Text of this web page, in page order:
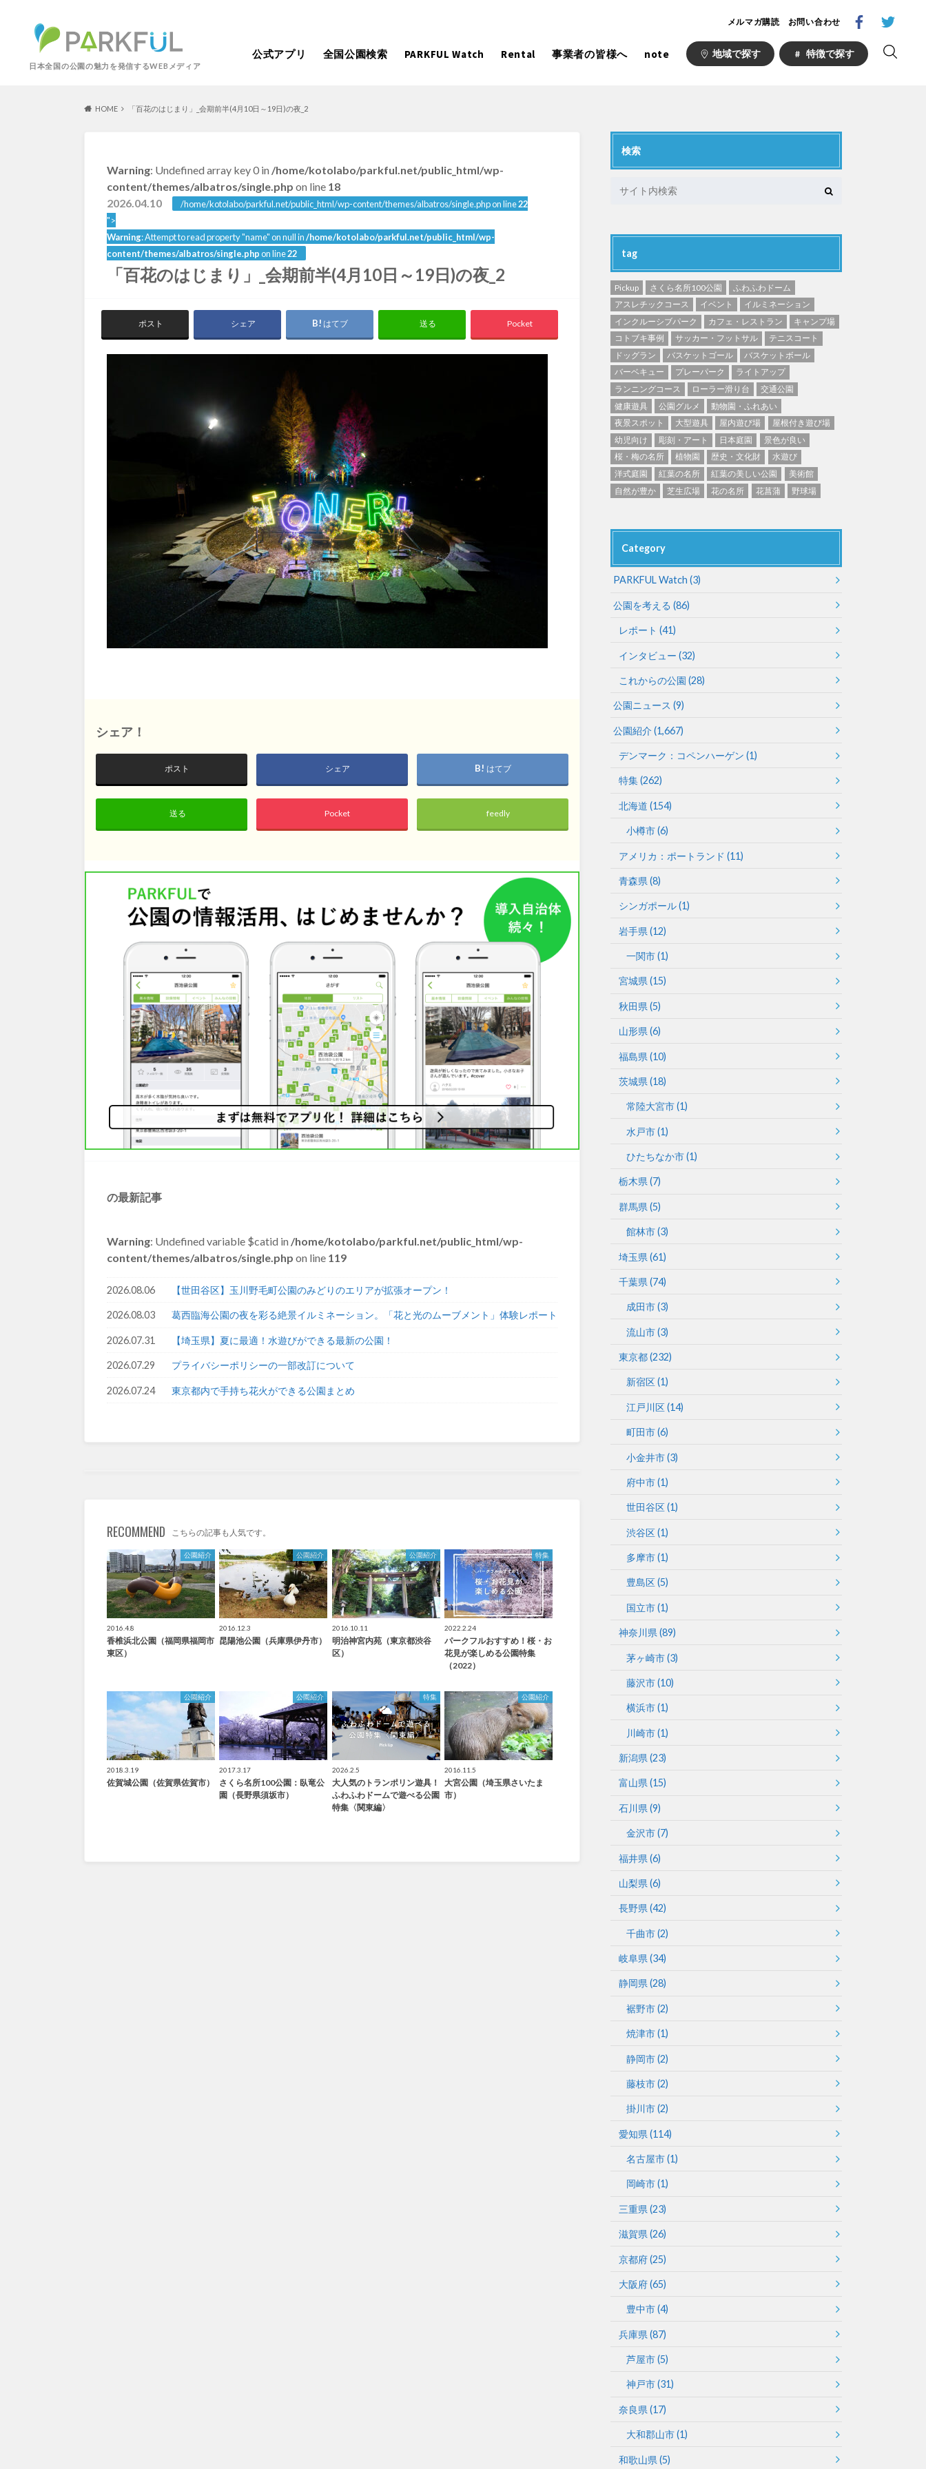
日本全国の公園の魅力を発信するWEBメディア
公式アプリ 全国公園検索 PARKFUL Watch Rental 事業者の皆様へ note 地域で探す 特徴で探す
メルマガ購読 お問い合わせ
芝生広場 幼児向け 大型遊具 ピックアップ1000公園
景色が良い 水遊び テニスコート 野球場 紅葉の名所
カフェ・レストラン 動物園・ふれあい
屋内遊び場
アスレチックコース バスケットボール 彫刻・アート 桜・梅の名所 コトブキ事例
花の名所
花菖蒲
ふわふわドーム イルミネーション イベント
交通公園 健康遊具 ゲートボール
地域で探す
北海道・東北
北海道
埼玉 東京 神奈川
富山 石川 長野 岐阜
滋賀 京都 大阪
鳥取 島根 岡山 広島 徳島
九州・沖縄
福岡 佐賀 長崎 熊本 大分
沖縄
特徴で探す
梅・桜の名所 景色が良い テニスコート
紅葉の名所
動物園・ふれあい 歴史・文化財 紅葉の美しい公園
屋内遊び場 アスレチックコース バスケットボール 彫刻・アート 桜・梅の名所
コトブキ事例 洋式庭園 ドッグラン ローラー滑り台 植物園
夜景スポット Pickup 花の名所 プレーパーク 美術館
キャンプ場
バスケットゴール イルミネーション イベント
健康遊具 スケートパーク
地域で探す
HOME 「百花のはじまり」_会期前半(4月10日～19日)の夜_2
Warning: Undefined array key 0 in /home/kotolabo/parkful.net/public_html/wp-
content/themes/albatros/single.php on line 18
2026.04.10
/home/kotolabo/parkful.net/public_html/wp-content/themes/albatros/single.php on line22
">
Warning: Attempt to read property "name" on null in /home/kotolabo/parkful.net/public_html/wp-
content/themes/albatros/single.phpon line22
「百花のはじまり」_会期前半(4月10日～19日)の夜_2
ポスト シェア はてブ 送る Pocket
シェア！
ポスト シェア はてブ
送る Pocket feedly
の最新記事
Warning: Undefined variable $catid in /home/kotolabo/parkful.net/public_html/wp-
content/themes/albatros/single.php on line 119
2026.08.06 【世田谷区】玉川野毛町公園のみどりのエリアが拡張オープン！
2026.08.03 葛西臨海公園の夜を彩る絶景イルミネーション。「花と光のムーブメント」体験レポート
2026.07.31 【埼玉県】夏に最適！水遊びができる最新の公園！
2026.07.29 プライバシーポリシーの一部改訂について
2026.07.24 東京都内で手持ち花火ができる公園まとめ
RECOMMEND こちらの記事も人気です。
公園紹介
2016.4.8
香椎浜北公園（福岡県福岡市
東区）
公園紹介
2016.12.3
昆陽池公園（兵庫県伊丹市）
公園紹介
2016.10.11
明治神宮内苑（東京都渋谷
区）
特集
2022.2.24
パークフルおすすめ！桜・お
花見が楽しめる公園特集
（2022）
公園紹介
2018.3.19
佐賀城公園（佐賀県佐賀市）
公園紹介
2017.3.17
さくら名所100公園：臥竜公
園（長野県須坂市）
特集
2026.2.5
大人気のトランポリン遊具！
ふわふわドームで遊べる公園
特集〈関東編〉
公園紹介
2016.11.5
大宮公園（埼玉県さいたま
市）
検索
tag
Pickup さくら名所100公園
ふわふわドーム
アスレチックコース
イベント
イルミネーション
インクルーシブパーク
カフェ・レストラン
キャンプ場
コトブキ事例
サッカー・フットサル
テニスコート
ドッグラン
バスケットゴール
バスケットボール
バーベキュー
プレーパーク
ライトアップ
ランニングコース
ローラー滑り台
交通公園
健康遊具
公園グルメ
動物園・ふれあい
夜景スポット
大型遊具 屋内遊び場
屋根付き遊び場
幼児向け
彫刻・アート 日本庭園
景色が良い
桜・梅の名所
植物園 歴史・文化財
水遊び
洋式庭園
紅葉の名所 紅葉の美しい公園
美術館
自然が豊か
芝生広場 花の名所 花菖蒲 野球場
Category
PARKFUL Watch(3)
公園を考える(86)
レポート (41)
インタビュー (32)
これからの公園 (28)
公園ニュース(9)
公園紹介(1,667)
デンマーク：コペンハーゲン (1)
特集(262)
北海道 (154)
小樽市(6)
アメリカ：ポートランド (11)
青森県 (8)
シンガポール(1)
岩手県 (12)
一関市(1)
宮城県 (15)
秋田県 (5)
山形県 (6)
福島県 (10)
茨城県 (18)
常陸大宮市(1)
水戸市(1)
ひたちなか市(1)
栃木県 (7)
群馬県 (5)
館林市(3)
埼玉県 (61)
千葉県 (74)
成田市(3)
流山市(3)
東京都(232)
新宿区(1)
江戸川区(14)
町田市(6)
小金井市(3)
府中市(1)
世田谷区(1)
渋谷区(1)
多摩市(1)
豊島区(5)
国立市(1)
神奈川県 (89)
茅ヶ崎市(3)
藤沢市(10)
横浜市(1)
川崎市(1)
新潟県 (23)
富山県 (15)
石川県 (9)
金沢市(7)
福井県 (6)
山梨県 (6)
長野県 (42)
千曲市(2)
岐阜県 (34)
静岡県 (28)
裾野市(2)
焼津市(1)
静岡市(2)
藤枝市(2)
掛川市(2)
愛知県 (114)
名古屋市(1)
岡崎市(1)
三重県 (23)
滋賀県 (26)
京都府(25)
大阪府(65)
豊中市(4)
兵庫県 (87)
芦屋市(5)
神戸市(31)
奈良県 (17)
大和郡山市(1)
和歌山県 (5)